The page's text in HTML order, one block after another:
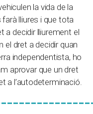
la vida de la
lliures i que tota
a decidir lliurement el
dret a decidir quan
independentista, ho
aprovar que un dret
a l’autodeterminació.